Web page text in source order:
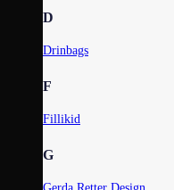
D
Drinbags
F
Fillikid
G